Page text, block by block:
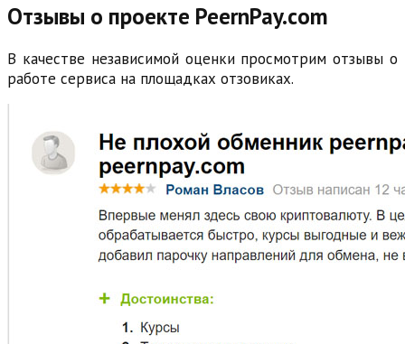
Отзывы о проекте PeernPay.com
В качестве независимой оценки просмотрим отзывы о
работе сервиса на площадках отзовиках.